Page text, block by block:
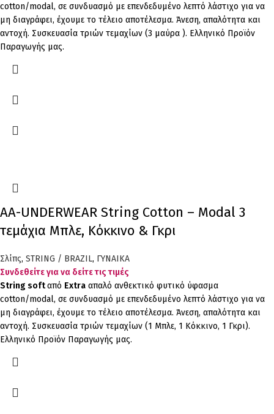
cotton/modal, σε συνδυασμό με επενδεδυμένο λεπτό λάστιχο για να
μη διαγράφει, έχουμε το τέλειο αποτέλεσμα. Άνεση, απαλότητα και
αντοχή. Συσκευασία τριών τεμαχίων (3 μαύρα ). Ελληνικό Προϊόν
Παραγωγής μας.
AA-UNDERWEAR String Cotton – Modal 3
τεμάχια Μπλε, Κόκκινο & Γκρι
Σλίπς, STRING / BRAZIL, ΓΥΝΑΙΚΑ
Συνδεθείτε για να δείτε τις τιμές
String softαπό Extra απαλό ανθεκτικό φυτικό ύφασμα
cotton/modal, σε συνδυασμό με επενδεδυμένο λεπτό λάστιχο για να
μη διαγράφει, έχουμε το τέλειο αποτέλεσμα. Άνεση, απαλότητα και
αντοχή. Συσκευασία τριών τεμαχίων (1 Μπλε, 1 Κόκκινο, 1 Γκρι).
Ελληνικό Προϊόν Παραγωγής μας.